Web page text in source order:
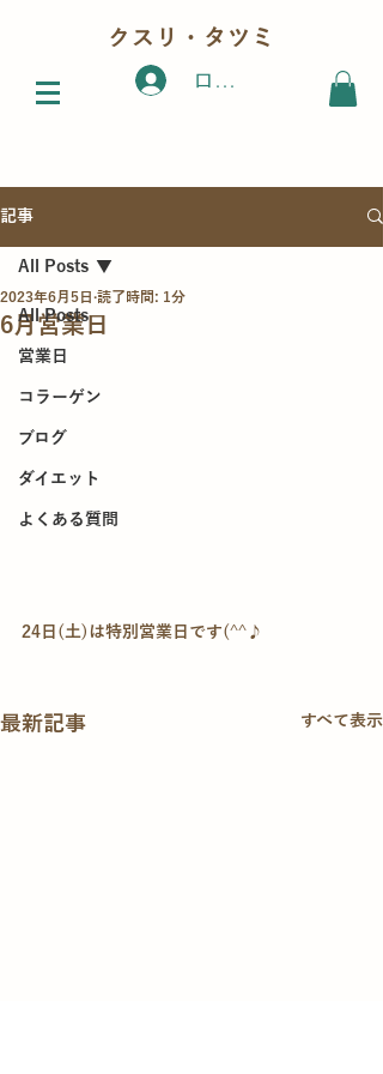
クスリ・タツミ
ログイン
記事
All Posts
営業日
コラーゲン
ブログ
ダイエット
よくある質問
All Posts
6月営業日
2023年6月5日 読了時間: 1分
24日(土)は特別営業日です(^^♪
最新記事 すべて表示